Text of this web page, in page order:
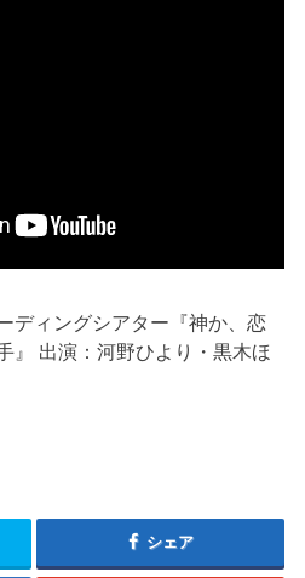
ディングシアター『神か、恋
』 出演：河野ひより・黒木ほ
シェア